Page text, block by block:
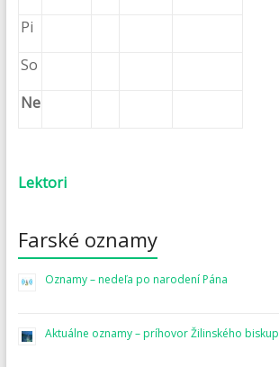
Pi
So
Ne
Lektori
Farské oznamy
Oznamy – nedeľa po narodení Pána
Aktuálne oznamy – príhovor Žilinského